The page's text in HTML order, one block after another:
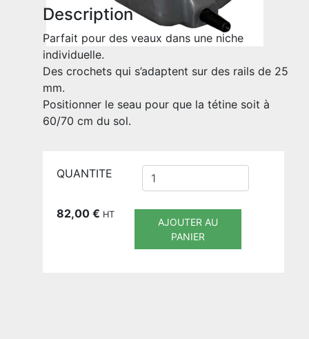
Description
Parfait pour des veaux dans une niche
individuelle.
Des crochets qui s’adaptent sur des rails de 25
mm.
Positionner le seau pour que la tétine soit à
60/70 cm du sol.
QUANTITE
82,00 € HT
AJOUTER AU
PANIER